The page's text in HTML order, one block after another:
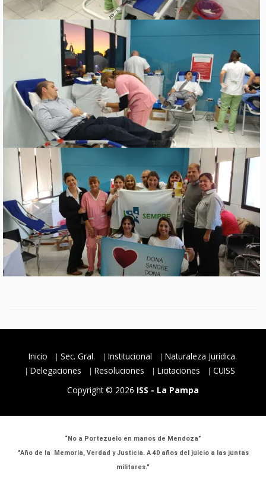
Inicio Sec. Gral. Institucional
Naturaleza Jurídica
Delegaciones
Resoluciones Licitaciones
CUISS
Copyright © 2026 ISS - La Pampa
“No a Portezuelo en manos de Mendoza”
"Año de la Memoria, Verdad y Justicia. A 40 años del juicio a las juntas
militares."